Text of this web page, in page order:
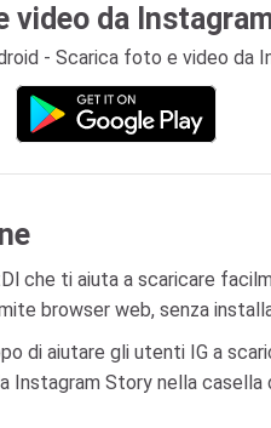
video da
- Scarica foto e video da
che ti aiuta a scaricare
browser web, senza
di aiutare gli utenti IG a
Instagram Story nella